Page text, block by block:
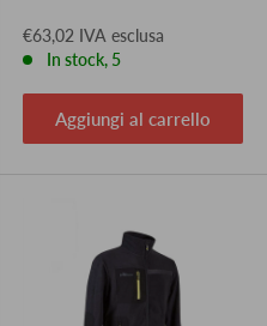
€63,02 IVA esclusa
In stock, 5
Aggiungi al carrello